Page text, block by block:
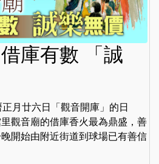
庫有數 「誠
月廿六日「觀音開庫」的日
觀音廟的借庫香火最為鼎盛，善
開始由附近街道到球場已有善信